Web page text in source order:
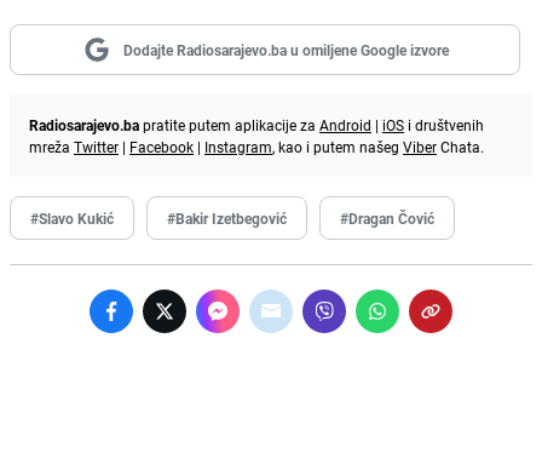
Dodajte Radiosarajevo.ba u omiljene Google izvore
Radiosarajevo.bapratite putem aplikacije za Android | iOS i društvenih
mreža Twitter | Facebook | Instagram, kao i putem našeg ViberChata.
#Slavo Kukić #Bakir Izetbegović #Dragan Čović